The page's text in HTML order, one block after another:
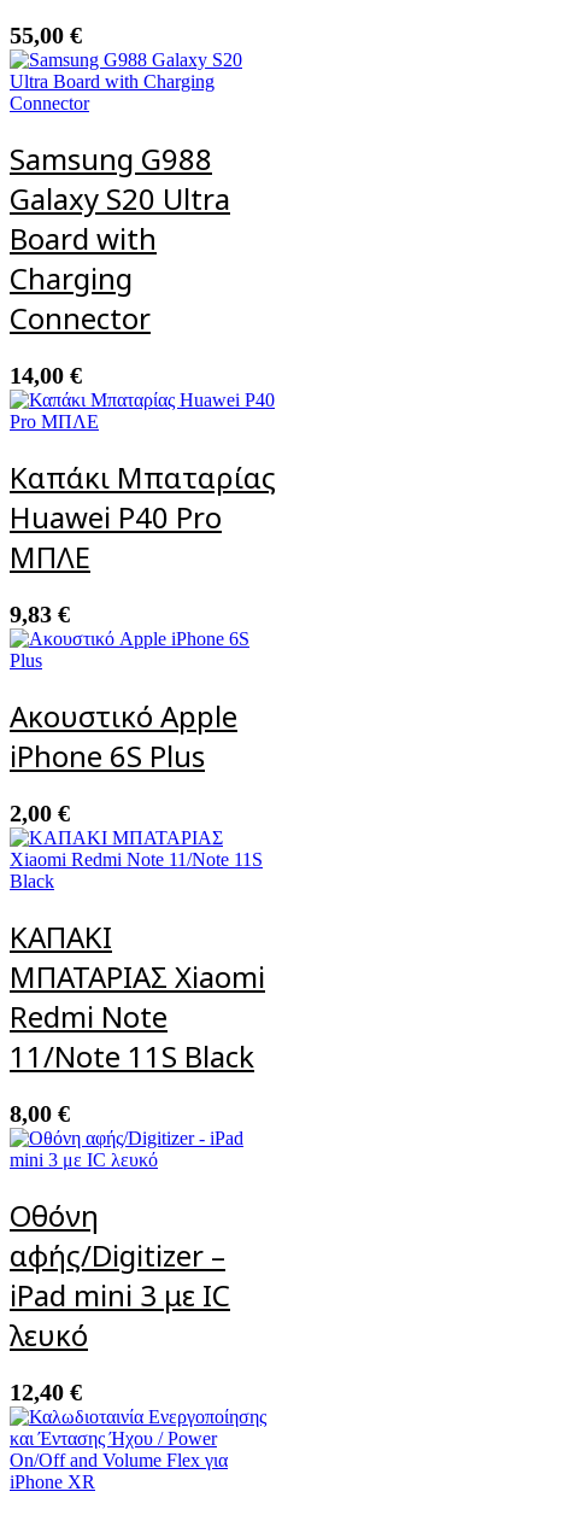
55,00 €
Samsung G988
Galaxy S20 Ultra
Board with
Charging
Connector
14,00 €
Καπάκι Μπαταρίας
Huawei P40 Pro
ΜΠΛΕ
9,83 €
Ακουστικό Apple
iPhone 6S Plus
2,00 €
ΚΑΠΑΚΙ
ΜΠΑΤΑΡΙΑΣ Xiaomi
Redmi Note
11/Note 11S Black
8,00 €
Οθόνη
αφής/Digitizer –
iPad mini 3 με IC
λευκό
12,40 €